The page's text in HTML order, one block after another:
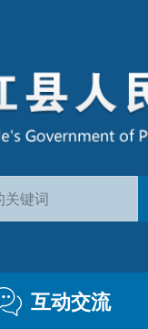
互动交流